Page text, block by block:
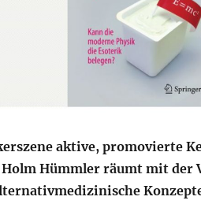
aktive, promovierte
Hümmler räumt mit der